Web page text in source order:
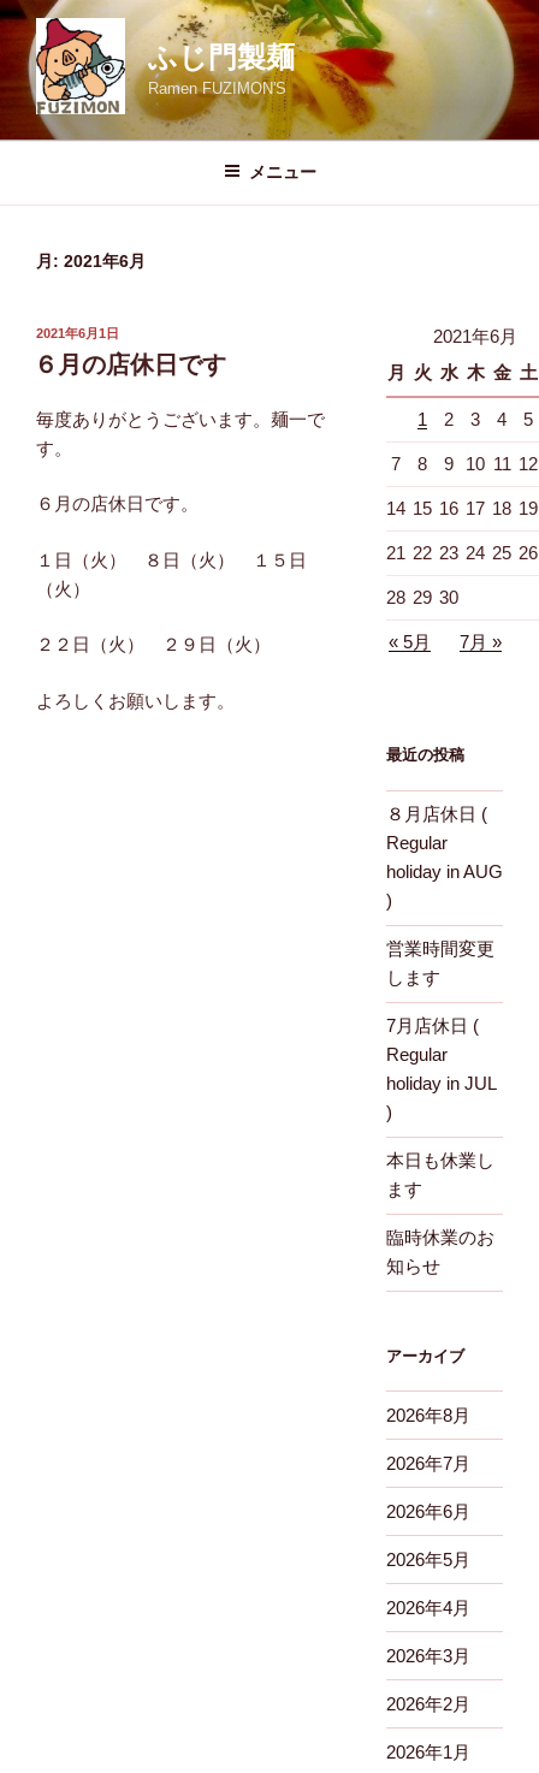
コ
ふじ門製麺
Ramen FUZIMON'S
メニュー
月: 2021年6月
投
稿
日:
2021年6月1日
６月の店休日です
毎度ありがとうございます。麺一で
す。
６月の店休日です。
１日（火） ８日（火） １５日
（火）
２２日（火） ２９日（火）
よろしくお願いします。
2021年6月
月
火 水 木 金 土
1 2 3 4 5
7 8 9 10 11 12
14 15 16 17 18 19
21 22 23 24 25 26
28 29 30
« 5月 7月 »
最近の投稿
８月店休日 (
Regular
holiday in AUG
)
営業時間変更
します
7月店休日 (
Regular
holiday in JUL
)
本日も休業し
ます
臨時休業のお
知らせ
アーカイブ
2026年8月
2026年7月
2026年6月
2026年5月
2026年4月
2026年3月
2026年2月
2026年1月